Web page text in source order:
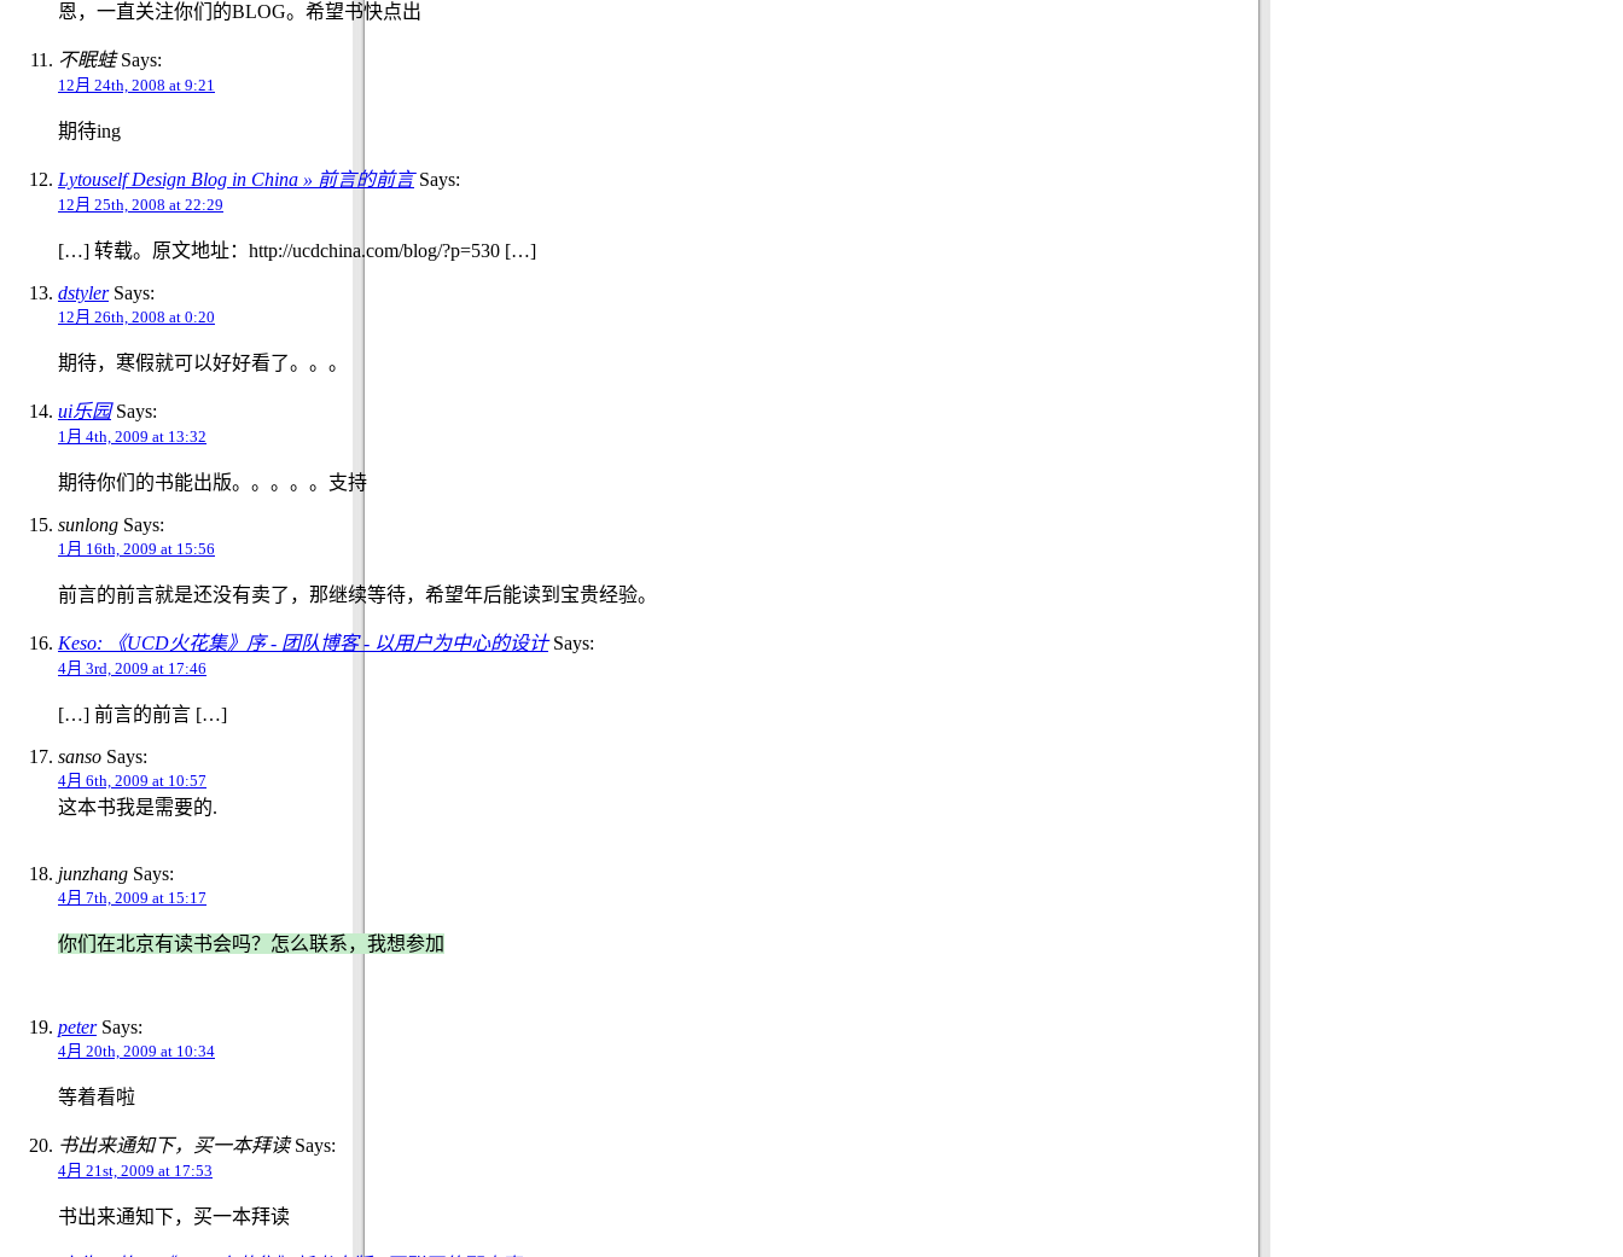
恩，一直关注你们的BLOG。希望书快点出
不眠蛙Says:
12月 24th, 2008 at 9:21
期待ing
Lytouself Design Blog in China » 前言的前言Says:
12月 25th, 2008 at 22:29
[…] 转载。原文地址：http://ucdchina.com/blog/?p=530 […]
dstylerSays:
12月 26th, 2008 at 0:20
期待，寒假就可以好好看了。。。
ui乐园Says:
1月 4th, 2009 at 13:32
期待你们的书能出版。。。。。支持
sunlong Says:
1月 16th, 2009 at 15:56
前言的前言就是还没有卖了，那继续等待，希望年后能读到宝贵经验。
Keso: 《UCD火花集》序 - 团队博客 - 以用户为中心的设计Says:
4月 3rd, 2009 at 17:46
[…] 前言的前言 […]
sanso Says:
4月 6th, 2009 at 10:57
这本书我是需要的.
junzhang Says:
4月 7th, 2009 at 15:17
你们在北京有读书会吗？怎么联系，我想参加
peterSays:
4月 20th, 2009 at 10:34
等着看啦
书出来通知下，买一本拜读Says:
4月 21st, 2009 at 17:53
书出来通知下，买一本拜读